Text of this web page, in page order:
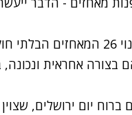
השר ברק התייחס גם הוא לפינוי המאחזים:
בצורה אחראית
יום ירושלים,